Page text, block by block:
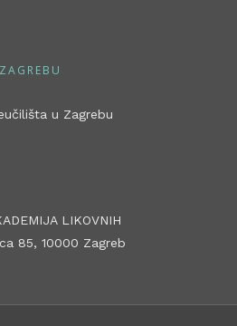
u Zagrebu
LIKOVNIH
85, 10000 Zagreb